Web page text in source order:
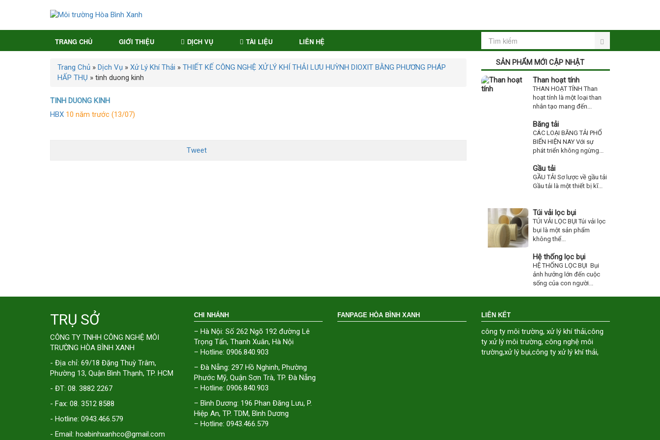
TRANG CHỦ GIỚI THIỆU DỊCH VỤ TÀI LIỆU LIÊN HỆ
Trang Chủ » Dịch Vụ » Xử Lý Khí Thải » THIẾT KẾ CÔNG NGHỆ XỬ LÝ KHÍ THẢI LƯU HUỲNH DIOXIT BẰNG PHƯƠNG PHÁP
HẤP THỤ » tinh duong kinh
TINH DUONG KINH
HBX 10 năm trước (13/07)
Tweet
SẢN PHẨM MỚI CẬP NHẬT
Than hoạt tính
THAN HOẠT TÍNH Than
hoạt tính là một loại than
nhân tạo mang đến...
Băng tải
CÁC LOẠI BĂNG TẢI PHỔ
BIẾN HIỆN NAY Với sự
phát triển không ngừng...
Gầu tải
GẦU TẢI Sơ lược về gầu tải
Gầu tải là một thiết bị kĩ...
Túi vải lọc bụi
TÚI VẢI LỌC BỤI Túi vải lọc
bụi là một sản phẩm
không thể...
Hệ thống lọc bụi
HỆ THỐNG LỌC BỤI Bụi
ảnh hưởng lớn đến cuộc
sống của con người...
TRỤ SỞ
CÔNG TY TNHH CÔNG NGHỆ MÔI
TRƯỜNG HÒA BÌNH XANH
- Địa chỉ: 69/18 Đặng Thuỳ Trâm,
Phường 13, Quận Bình Thạnh, TP. HCM
- ĐT: 08. 3882 2267
- Fax: 08. 3512 8588
- Hotline: 0943.466.579
- Email: hoabinhxanhco@gmail.com
CHI NHÁNH
– Hà Nội: Số 262 Ngõ 192 đường Lê
Trọng Tấn, Thanh Xuân, Hà Nội
– Hotline: 0906.840.903
– Đà Nẵng: 297 Hồ Nghinh, Phường
Phước Mỹ, Quận Sơn Trà, TP. Đà Nẵng
– Hotline: 0906.840.903
– Bình Dương: 196 Phan Đăng Lưu, P.
Hiệp An, TP. TDM, Bình Dương
– Hotline: 0943.466.579
FANPAGE HÒA BÌNH XANH LIÊN KẾT
công ty môi trường, xử lý khí thải,công
ty xử lý môi trường, công nghệ môi
trường,xử lý bụi,công ty xử lý khí thải,